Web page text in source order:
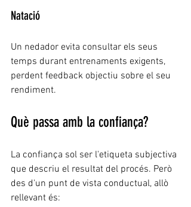
Natació
Un nedador evita consultar els seus
temps durant entrenaments exigents,
perdent feedback objectiu sobre el seu
rendiment.
Què passa amb la confiança?
La confiança sol ser l'etiqueta subjectiva
que descriu el resultat del procés. Però
des d'un punt de vista conductual, allò
rellevant és: